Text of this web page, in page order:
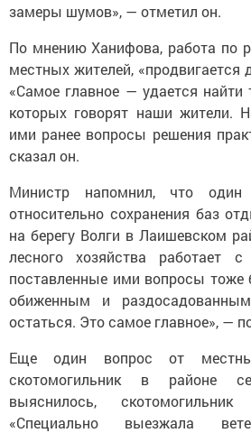
замеры шумов», — отметил он.
По мнению Ханифова, работа по
местных жителей, «продвигается
«Самое главное — удается
которых говорят наши жители.
ими ранее вопросы решения
сказал он.
Министр напомнил, что
относительно сохранения баз
на берегу Волги в Лаишевском
лесного хозяйства работает
поставленные ими вопросы тоже
обиженным и
остаться. Это самое главное», —
Еще один вопрос от
скотомогильник в районе
выяснилось,
«Специально выезжала